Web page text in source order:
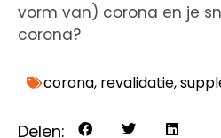
vorm van) corona en je
corona?
corona, revalidatie,
Delen: